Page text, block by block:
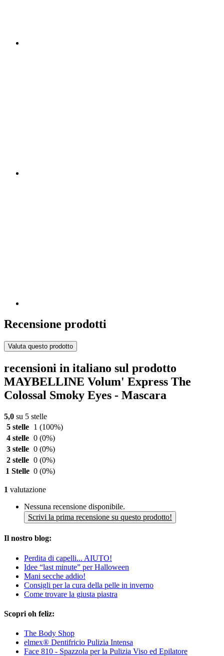
Recensione prodotti
Valuta questo prodotto
recensioni in italiano sul prodotto
MAYBELLINE Volum' Express The
Colossal Smoky Eyes - Mascara
5,0 su 5 stelle
5 stelle
1 (100%)
4 stelle 0 (0%)
3 stelle 0 (0%)
2 stelle 0 (0%)
1 Stelle 0 (0%)
1 valutazione
Nessuna recensione disponibile.
Scrivi la prima recensione su questo prodotto!
Il nostro blog:
Perdita di capelli... AIUTO!
Idee “last minute” per Halloween
Mani secche addio!
Consigli per la cura della pelle in inverno
Come trovare la giusta piastra
Scopri oh feliz:
The Body Shop
elmex® Dentifricio Pulizia Intensa
Face 810 - Spazzola per la Pulizia Viso ed Epilatore